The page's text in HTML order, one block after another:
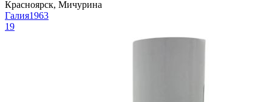
Красноярск, Мичурина
Галия1963
19